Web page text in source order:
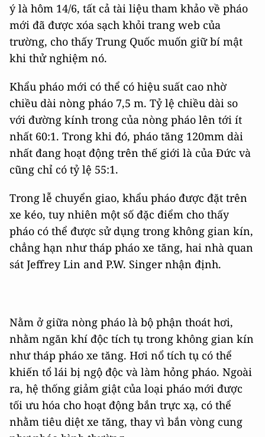
ý là hôm 14/6, tất cả tài liệu tham khảo về pháo
mới đã được xóa sạch khỏi trang web của
trường, cho thấy Trung Quốc muốn giữ bí mật
khi thử nghiệm nó.
Khẩu pháo mới có thể có hiệu suất cao nhờ
chiều dài nòng pháo 7,5 m. Tỷ lệ chiều dài so
với đường kính trong của nòng pháo lên tới ít
nhất 60:1. Trong khi đó, pháo tăng 120mm dài
nhất đang hoạt động trên thế giới là của Đức và
cũng chỉ có tỷ lệ 55:1.
Trong lễ chuyển giao, khẩu pháo được đặt trên
xe kéo, tuy nhiên một số đặc điểm cho thấy
pháo có thể được sử dụng trong không gian kín,
chẳng hạn như tháp pháo xe tăng, hai nhà quan
sát Jeffrey Lin and P.W. Singer nhận định.
Nằm ở giữa nòng pháo là bộ phận thoát hơi,
nhằm ngăn khí độc tích tụ trong không gian kín
như tháp pháo xe tăng. Hơi nổ tích tụ có thể
khiến tổ lái bị ngộ độc và làm hỏng pháo. Ngoài
ra, hệ thống giảm giật của loại pháo mới được
tối ưu hóa cho hoạt động bắn trực xạ, có thể
nhằm tiêu diệt xe tăng, thay vì bắn vòng cung